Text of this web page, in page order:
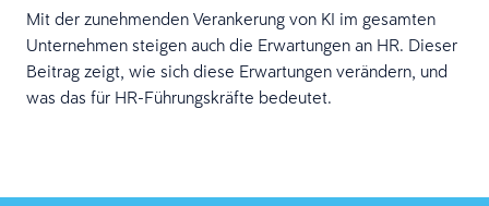
Mit der zunehmenden Verankerung von KI im gesamten
Unternehmen steigen auch die Erwartungen an HR. Dieser
Beitrag zeigt, wie sich diese Erwartungen verändern, und
was das für HR-Führungskräfte bedeutet.